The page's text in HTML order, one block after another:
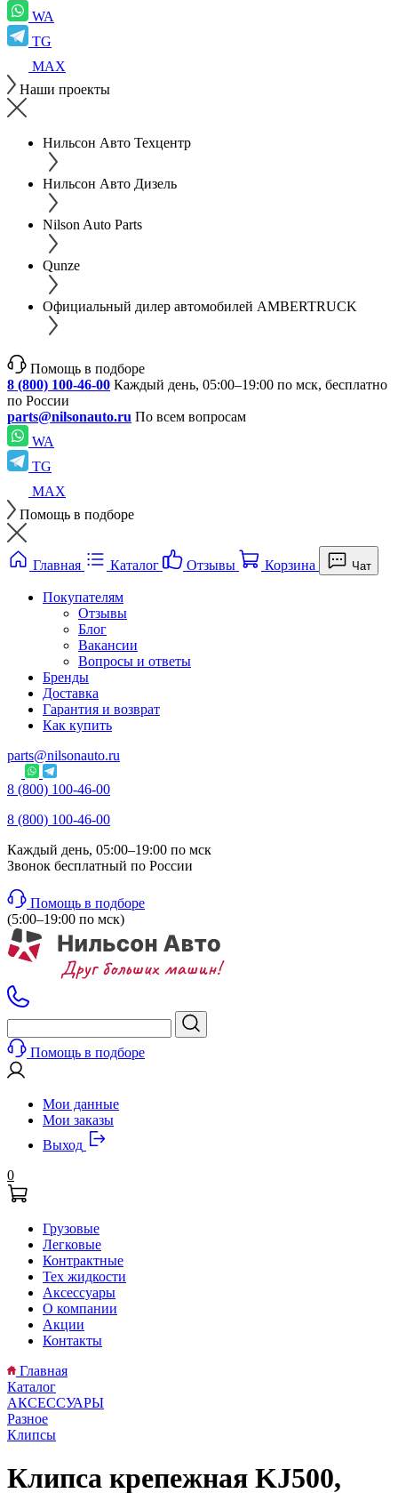
WA
TG
MAX
Наши проекты
Нильсон Авто Техцентр
Нильсон Авто Дизель
Nilson Auto Parts
Qunze
Официальный дилер автомобилей AMBERTRUCK
Помощь в подборе
8 (800) 100-46-00 Каждый день, 05:00–19:00 по мск, бесплатно
по России
parts@nilsonauto.ru По всем вопросам
WA
TG
MAX
Помощь в подборе
Главная Каталог Отзывы Корзина Чат
Покупателям
Отзывы
Блог
Вакансии
Вопросы и ответы
Бренды
Доставка
Гарантия и возврат
Как купить
parts@nilsonauto.ru
8 (800) 100-46-00
8 (800) 100-46-00
Каждый день, 05:00–19:00 по мск
Звонок бесплатный по России
Помощь в подборе
(5:00–19:00 по мск)
Помощь в подборе
Мои данные
Мои заказы
Выход
0
Грузовые
Легковые
Контрактные
Тех жидкости
Аксессуары
О компании
Акции
Контакты
Главная
Каталог
АКСЕССУАРЫ
Разное
Клипсы
Клипса крепежная KJ500,